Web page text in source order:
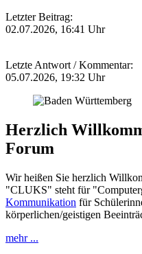
Letzter Beitrag:
02.07.2026, 16:41 Uhr
Letzte Antwort / Kommentar:
05.07.2026, 19:32 Uhr
Herzlich
Forum
Wir heißen Sie herzlich
"CLUKS" steht für
Kommunikation für
körperlichen/geistigen
mehr ...